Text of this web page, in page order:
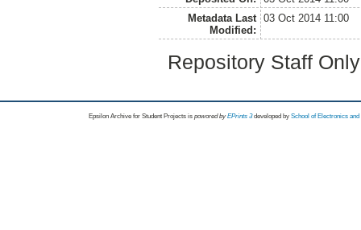
Metadata Last
Modified:
03 Oct 2014 11:00
Repository Staff
Epsilon Archive for Student Projects is powored byEPrints 3 developed by School of Electronics